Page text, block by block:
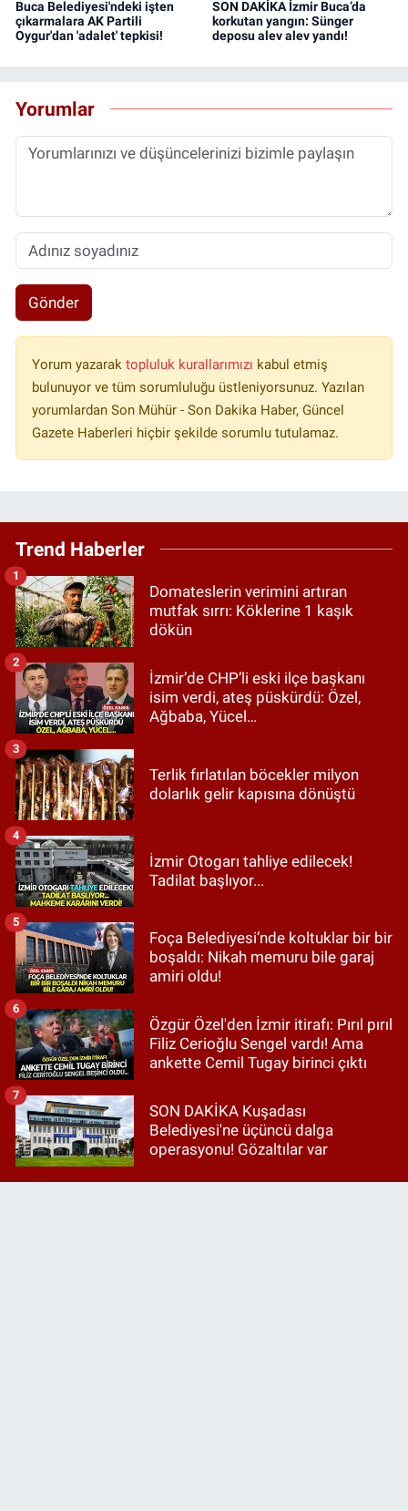
Buca Belediyesi'ndeki işten
çıkarmalara AK Partili
Oygur'dan 'adalet' tepkisi!
SON DAKİKA İzmir Buca’da
korkutan yangın: Sünger
deposu alev alev yandı!
Yorumlar
Gönder
Yorum yazarak topluluk kurallarımızı kabul etmiş
bulunuyor ve tüm sorumluluğu üstleniyorsunuz. Yazılan
yorumlardan Son Mühür - Son Dakika Haber, Güncel
Gazete Haberleri hiçbir şekilde sorumlu tutulamaz.
Trend Haberler
Domateslerin verimini artıran
mutfak sırrı: Köklerine 1 kaşık
dökün
1
İzmir’de CHP’li eski ilçe başkanı
isim verdi, ateş püskürdü: Özel,
Ağbaba, Yücel…
2
Terlik fırlatılan böcekler milyon
dolarlık gelir kapısına dönüştü
3
İzmir Otogarı tahliye edilecek!
Tadilat başlıyor...
4
Foça Belediyesi’nde koltuklar bir bir
boşaldı: Nikah memuru bile garaj
amiri oldu!
5
Özgür Özel'den İzmir itirafı: Pırıl pırıl
Filiz Cerioğlu Sengel vardı! Ama
ankette Cemil Tugay birinci çıktı
6
SON DAKİKA Kuşadası
Belediyesi'ne üçüncü dalga
operasyonu! Gözaltılar var
7